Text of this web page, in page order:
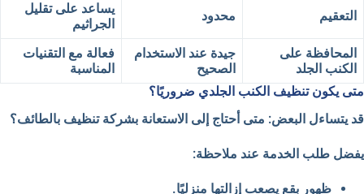
التعقيم محدود
يساعد على تقليل
الجراثيم
المحافظة على
الكنب الجلد
جيدة عند الاستخدام
الصحيح
فعالة مع التقنيات
المناسبة
متى يكون تنظيف الكنب الجلدي ضروريًا؟
قد يتساءل البعض: متى أحتاج إلى الاستعانة بشركة تنظيف بالطائف؟
يفضل طلب الخدمة عند ملاحظة:
ظهور بقع يصعب إزالتها منزليًا.